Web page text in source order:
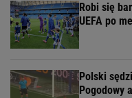
Robi się
UEFA po
Polski
Pogodowy